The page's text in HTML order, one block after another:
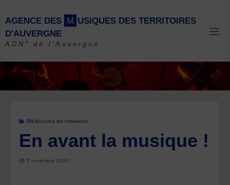
content
AGENCE DES M USIQUES DES TERRITOIRES
D'AUVERGNE
ADN* de l'Auvergne
(Ré)écoutez les émissions
En avant la musique !
2 novembre 2014